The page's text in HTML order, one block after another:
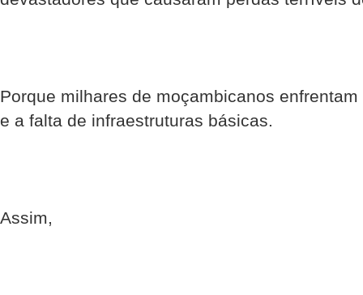
Porque milhares de moçambicanos
e a falta de infraestruturas básicas.
Assim,